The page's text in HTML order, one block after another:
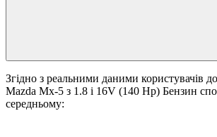
Згідно з реальними даними користувачів
Mazda Mx-5 з 1.8 i 16V (140 Hp) Бензин
середньому: